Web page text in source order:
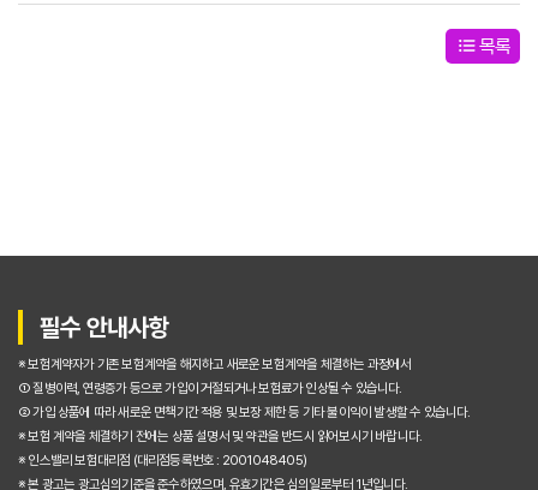
목록
필수 안내사항
※ 보험계약자가 기존 보험계약을 해지하고 새로운 보험계약을 체결하는 과정에서
① 질병이력, 연령증가 등으로 가입이 거절되거나 보험료가 인상될 수 있습니다.
② 가입 상품에 따라 새로운 면책기간 적용 및 보장 제한 등 기타 불이익이 발생할 수 있습니다.
※ 보험 계약을 체결하기 전에는 상품 설명서 및 약관을 반드시 읽어보시기 바랍니다.
※ 인스밸리 보험대리점 (대리점등록번호 : 2001048405)
※ 본 광고는 광고심의기준을 준수하였으며, 유효기간은 심의일로부터 1년입니다.